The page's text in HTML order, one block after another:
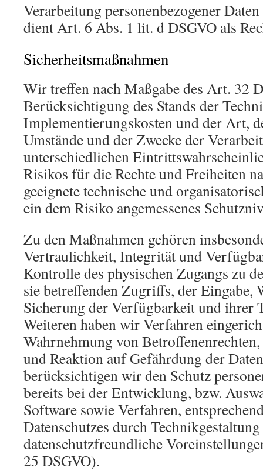
Verarbeitung personenbezogener
dient Art. 6 Abs. 1 lit. d DSGVO als
Sicherheitsmaßnahmen
Wir treffen nach Maßgabe des Art. 32
Berücksichtigung des Stands der
Implementierungskosten und der Art,
Umstände und der Zwecke der
unterschiedlichen
Risikos für die Rechte und Freiheiten
geeignete technische und
ein dem Risiko angemessenes
Zu den Maßnahmen gehören
Vertraulichkeit, Integrität und
Kontrolle des physischen Zugangs zu
sie betreffenden Zugriffs, der Eingabe,
Sicherung der Verfügbarkeit und ihrer
Weiteren haben wir Verfahren
Wahrnehmung von
und Reaktion auf Gefährdung der
berücksichtigen wir den Schutz
bereits bei der Entwicklung, bzw.
Software sowie Verfahren,
Datenschutzes durch
datenschutzfreundliche
25 DSGVO).